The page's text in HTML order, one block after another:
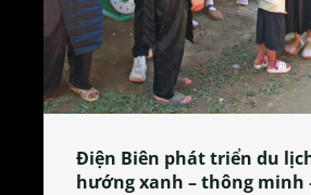
Làng làm bánh tẻ Phú Nhi
tỏa đặc sản xứ Đoài